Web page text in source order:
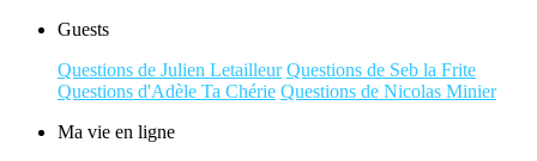
Guests
Questions de Julien Letailleur Questions de Seb la Frite
Questions d'Adèle Ta Chérie Questions de Nicolas Minier
Ma vie en ligne